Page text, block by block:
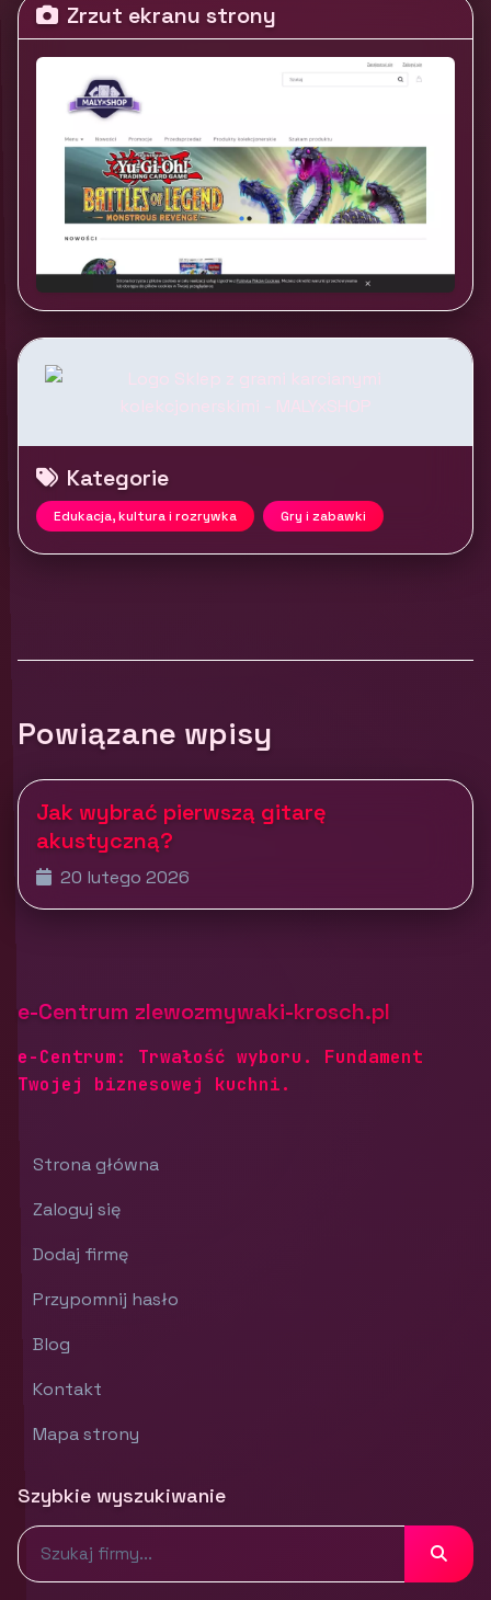
Zrzut ekranu strony
Kategorie
Edukacja, kultura i rozrywka Gry i zabawki
Powiązane wpisy
Jak wybrać pierwszą gitarę
akustyczną?
20 lutego 2026
e-Centrum zlewozmywaki-krosch.pl
e-Centrum: Trwałość wyboru. Fundament
Twojej biznesowej kuchni.
Strona główna
Zaloguj się
Dodaj firmę
Przypomnij hasło
Blog
Kontakt
Mapa strony
Szybkie wyszukiwanie